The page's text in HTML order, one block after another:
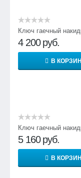
Ключ гаечный
4 200 руб.
В
Ключ гаечный
5 160 руб.
В